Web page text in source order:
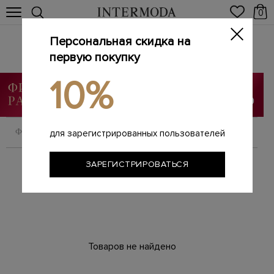
0
Аутлет
Главная / Женщинам
ФИЛЬТРОВАТЬ СОРТИРОВАТЬ
Товаров не найдено
Персональная скидка на
первую покупку
10%
для зарегистрированных пользователей
ЗАРЕГИСТРИРОВАТЬСЯ